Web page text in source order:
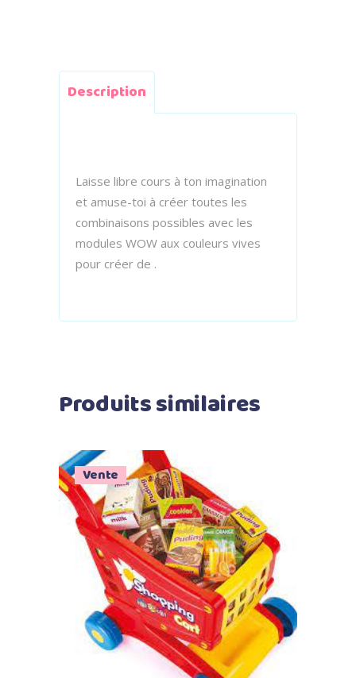
Description
Laisse libre cours à ton imagination
et amuse-toi à créer toutes les
combinaisons possibles avec les
modules WOW aux couleurs vives
pour créer de .
Produits similaires
Vente
Ajouter au panier